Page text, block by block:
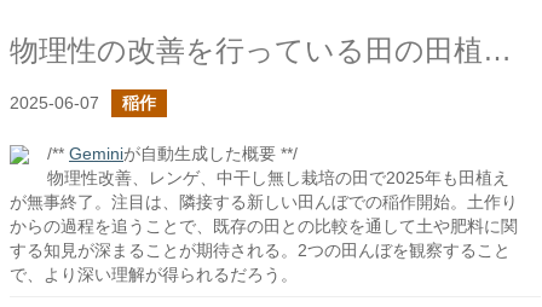
物理性の改善を行っている田の田植え2025
2025-06-07 稲作
/** Geminiが自動生成した概要 **/
物理性改善、レンゲ、中干し無し栽培の田で2025年も田植え
が無事終了。注目は、隣接する新しい田んぼでの稲作開始。土作り
からの過程を追うことで、既存の田との比較を通して土や肥料に関
する知見が深まることが期待される。2つの田んぼを観察すること
で、より深い理解が得られるだろう。